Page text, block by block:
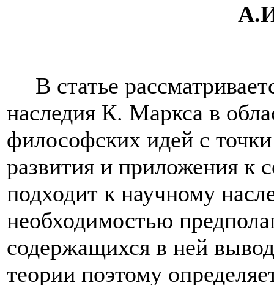
В статье
наследия К. Маркса в
философских идей с
развития и приложения к
подходит к научному
необходимостью
содержащихся в ней
теории поэтому